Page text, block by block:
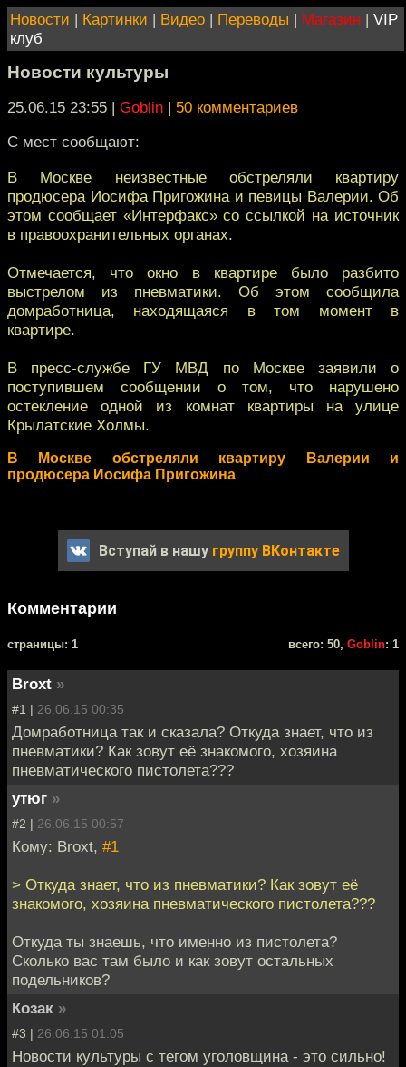
Новости | Картинки | Видео | Переводы | Магазин | VIP
клуб
Новости культуры
25.06.15 23:55 | Goblin | 50 комментариев
С мест сообщают:
В Москве неизвестные обстреляли квартиру
продюсера Иосифа Пригожина и певицы Валерии. Об
этом сообщает «Интерфакс» со ссылкой на источник
в правоохранительных органах.
Отмечается, что окно в квартире было разбито
выстрелом из пневматики. Об этом сообщила
домработница, находящаяся в том момент в
квартире.
В пресс-службе ГУ МВД по Москве заявили о
поступившем сообщении о том, что нарушено
остекление одной из комнат квартиры на улице
Крылатские Холмы.
В Москве обстреляли квартиру Валерии и
продюсера Иосифа Пригожина
Вступай в нашу группу ВКонтакте
Комментарии
cтраницы: 1 всего: 50, Goblin: 1
Broxt »
#1 | 26.06.15 00:35
Домработница так и сказала? Откуда знает, что из
пневматики? Как зовут её знакомого, хозяина
пневматического пистолета???
утюг »
#2 | 26.06.15 00:57
Кому: Broxt, #1
> Откуда знает, что из пневматики? Как зовут её
знакомого, хозяина пневматического пистолета???
Откуда ты знаешь, что именно из пистолета?
Сколько вас там было и как зовут остальных
подельников?
Козак »
#3 | 26.06.15 01:05
Новости культуры с тегом уголовщина - это сильно!